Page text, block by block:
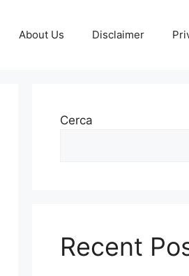
About Us Disclaimer
Cerca
Recent